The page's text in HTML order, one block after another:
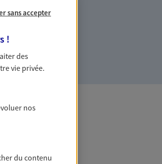
Nous
vous-même et
sans accepter
!
des
vie privée.
nos
du contenu